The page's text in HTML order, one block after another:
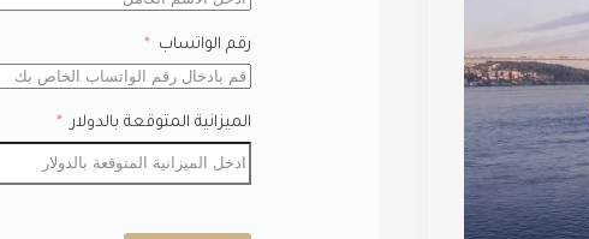
رقم الواتساب
الميزانية المتوقعة بالدولار